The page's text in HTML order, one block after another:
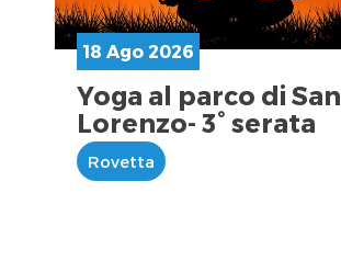
18 Ago 2026
Yoga al parco di San
Lorenzo- 3° serata
Rovetta